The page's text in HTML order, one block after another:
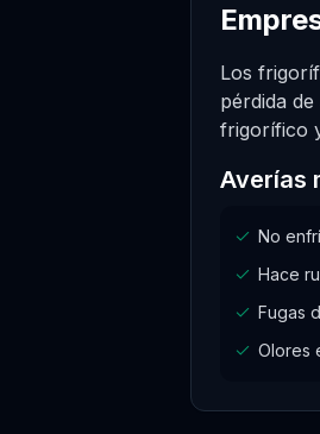
Los
pérdida
frigorífico
Averías
No
Hace
Fugas
Olores